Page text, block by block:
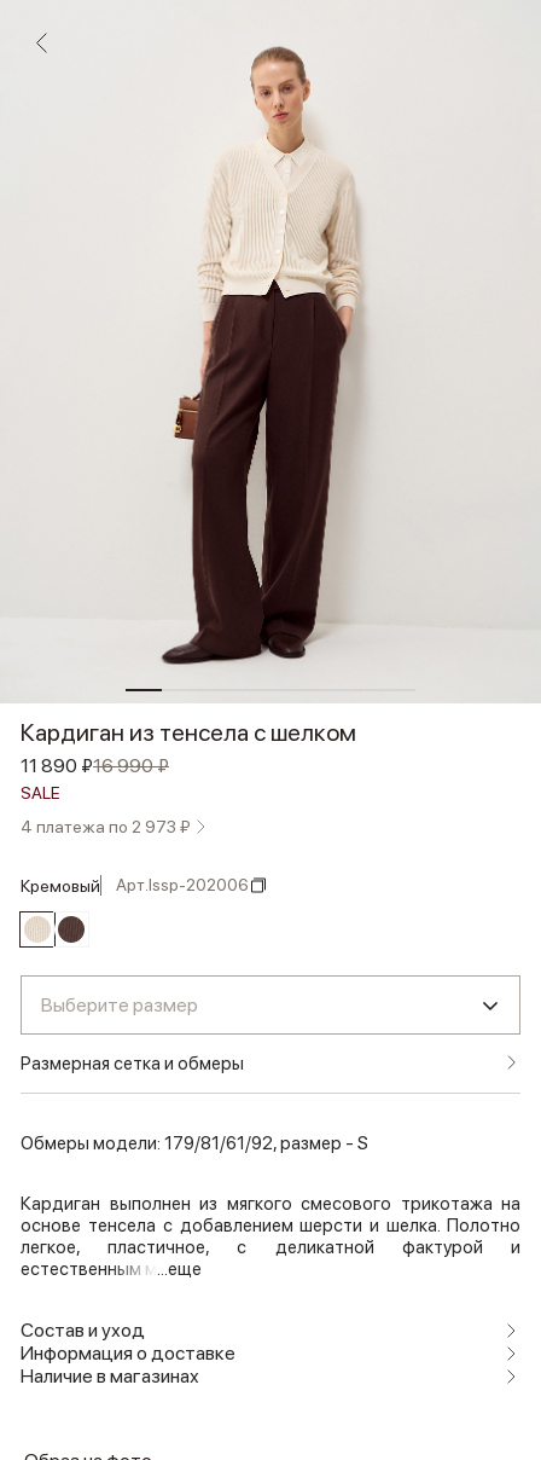
Кардиган из тенсела с шелком
11 890 ₽16 990 ₽
SALE
4 платежа по 2 973 ₽
кремовый Арт.lssp-202006
Выберите размер
Размерная сетка и обмеры
Обмеры модели: 179/81/61/92, размер - S
Кардиган выполнен из мягкого смесового трикотажа на
основе тенсела с добавлением шерсти и шелка. Полотно
легкое, пластичное, с деликатной фактурой и
естественным м ...еще
Состав и уход
Информация о доставке
Наличие в магазинах